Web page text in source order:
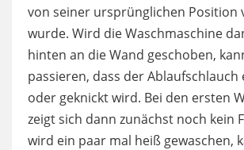
von seiner ursprünglichen Position
wurde. Wird die Waschmaschine
hinten an die Wand geschoben,
passieren, dass der
oder geknickt wird. Bei den ersten
zeigt sich dann zunächst noch kein
wird ein paar mal heiß gewaschen,